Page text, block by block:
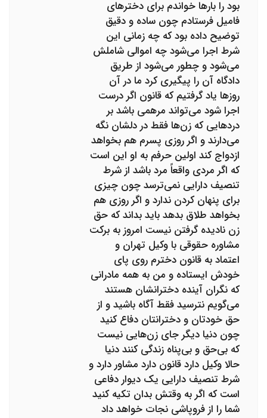
بود را بارها خواندم برای دخترهای
فامیل فرستادم چون ساده و دقیق
توضیح داده بود که چه زمانی این
شرط اجرا می‌شود چه اموالی شاملش
می‌شود و چطور می‌شود از طریق
دادگاه آن را پیگیری کرد ما در آن
روزها یاد گرفتیم که قانون اگر درست
اجرا شود می‌تواند مرهمی باشد بر
دردهایی که زن‌ها فقط در دلشان نگه
می‌دارند و اگر روزی پسرم هم بخواهد
ازدواج کند اولین حرفم به او این است
که اگر مردی واقعاً مرد باشد از شرط
تنصیف دارایی نمی‌ترسد چون چیزی
برای پنهان کردن ندارد و اگر روزی هم
بخواهد طلاق بدهد باید بداند که حق
زن نادیده گرفتن نیست امروز به برکت
مشاوره حقوقی با وکیل تهران و
اعتماد به قانون دخترم روی پای
خودش ایستاده و من به همه مادرانی
که نگران آینده دخترانشان هستند
می‌گویم نترسید فقط آگاه باشید و از
حق خودتان و دخترانتان دفاع کنید
چون دنیا دیگر جای زن‌هایی نیست
که بی‌حق و بی‌پناه زندگی کنند دنیا
حالا وکیل دارد قانون دارد مشاور دارد و
شرط تنصیف دارایی یک دیوار دفاعی
است که اگر به وقتش بدان تکیه کنید
شما را از فروپاشی نجات خواهد داد